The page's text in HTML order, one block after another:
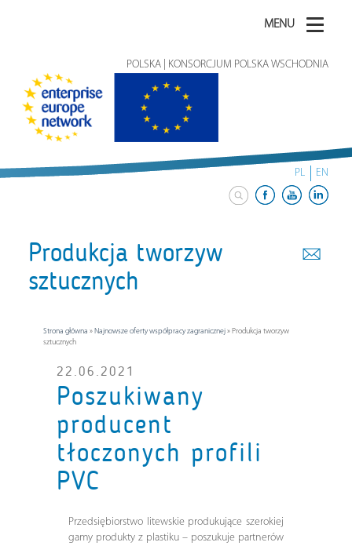
MENU
POLSKA | KONSORCJUM POLSKA WSCHODNIA
PL EN
Produkcja tworzyw
sztucznych
Strona główna » Najnowsze oferty współpracy zagranicznej» Produkcja tworzyw
sztucznych
22.06.2021
Poszukiwany
producent
tłoczonych profili
PVC
Przedsiębiorstwo litewskie produkujące szerokiej
gamy produkty z plastiku – poszukuje partnerów